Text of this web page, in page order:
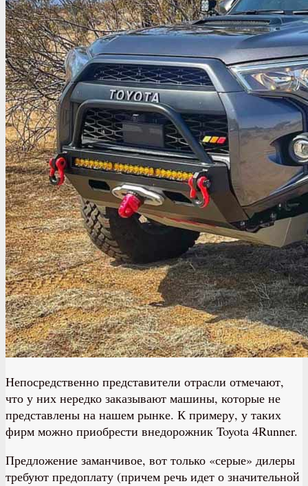
Непосредственно представители отрасли отмечают,
что у них нередко заказывают машины, которые не
представлены на нашем рынке. К примеру, у таких
фирм можно приобрести внедорожник Toyota 4Runner.
Предложение заманчивое, вот только «серые» дилеры
требуют предоплату (причем речь идет о значительной